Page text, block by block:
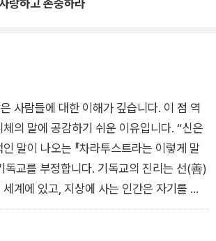
을 사랑하고 자존감을 높일 수 있는 다양한
물론이고 타인과 세상 모든 것을 진심으로
을 얻게 될 것이다.
랑하고 존중하라
사람들에 대한 이해가 깊습니다. 이 점 역
의 말에 공감하기 쉬운 이유입니다. “신은
말이 나오는 『차라투스트라는 이렇게 말
독교를 부정합니다. 기독교의 진리는 선(善)
계에 있고, 지상에 사는 인간은 자기를 사
상황에 놓여 있다는 주장이 잘못되었다고
. 인간을 하찮은 존재로 치부하고, 신을 무조